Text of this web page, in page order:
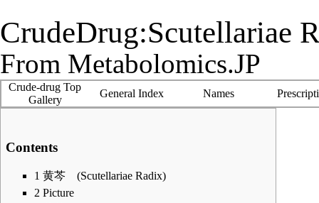
CrudeDrug:Scutellariae
From Metabolomics.JP
Crude-drug Top
Gallery
General Index Names
Contents
1 黄芩 (Scutellariae Radix)
2 Picture